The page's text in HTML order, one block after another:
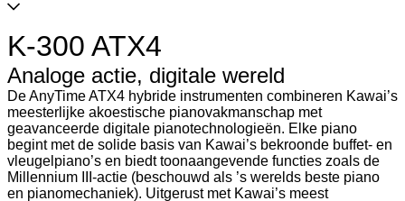
K-300 ATX4
Analoge actie, digitale wereld
De AnyTime ATX4 hybride instrumenten combineren Kawai’s
meesterlijke akoestische pianovakmanschap met
geavanceerde digitale pianotechnologieën. Elke piano
begint met de solide basis van Kawai’s bekroonde buffet- en
vleugelpiano’s en biedt toonaangevende functies zoals de
Millennium III-actie (beschouwd als ’s werelds beste piano
en pianomechaniek). Uitgerust met Kawai’s meest